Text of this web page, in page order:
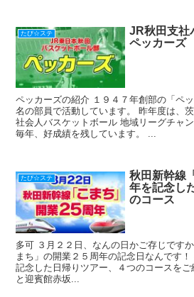
たび☆ステ
JR秋田支社
ペッカーズ
ペッカーズの紹介 １９４７年創部の「ペ
名の部員で活動しています。 昨年度は、
社会人バスケットボール 地域リーグチャ
毎年、好成績を残しています。 ...
たび☆ステ
秋田新幹線
年を記念し
のコース
多可 ３月２２日、なんの日かご存じです
まち」の開業２５周年の記念日なんです
記念した日帰りツアー、４つのコースを
と迎賓館赤坂...